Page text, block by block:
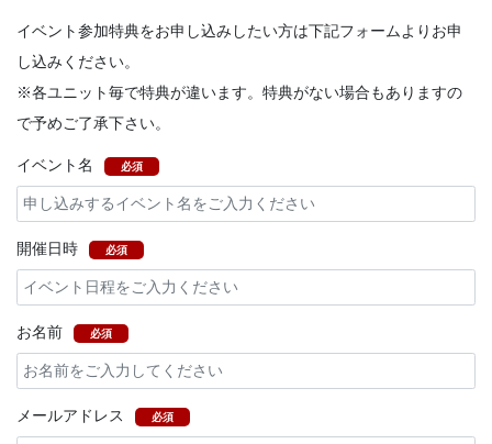
イベント参加特典をお申し込みしたい方は下記フォームよりお申
し込みください。
※各ユニット毎で特典が違います。特典がない場合もありますの
で予めご了承下さい。
イベント名 必須
開催日時 必須
お名前 必須
メールアドレス 必須